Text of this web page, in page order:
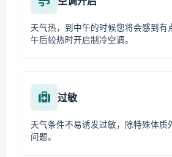
天气热，到中午的时候您将会感到有
午后较热时开启制冷空调。
过敏
天气条件不易诱发过敏，除特殊体质
问题。